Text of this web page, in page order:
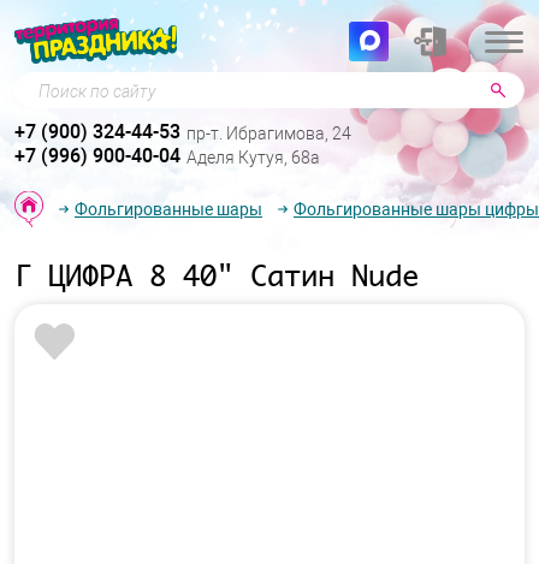
Поиск по сайту
+7 (900) 324-44-53 пр-т. Ибрагимова, 24
+7 (996) 900-40-04 Аделя Кутуя, 68а
Фольгированные шары Фольгированные шары цифры
Г ЦИФРА 8 40" Сатин Nude